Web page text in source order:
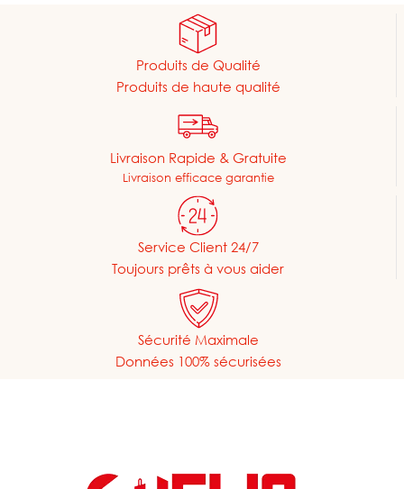
Produits de Qualité
Produits de haute qualité
Livraison Rapide & Gratuite
Livraison efficace garantie
Service Client 24/7
Toujours prêts à vous aider
Sécurité Maximale
Données 100% sécurisées